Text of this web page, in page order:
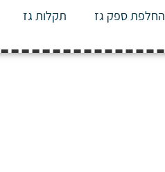
החלפת ספק גז תקלות גז